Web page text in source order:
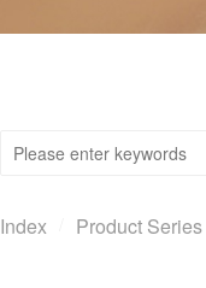
Index Product Series